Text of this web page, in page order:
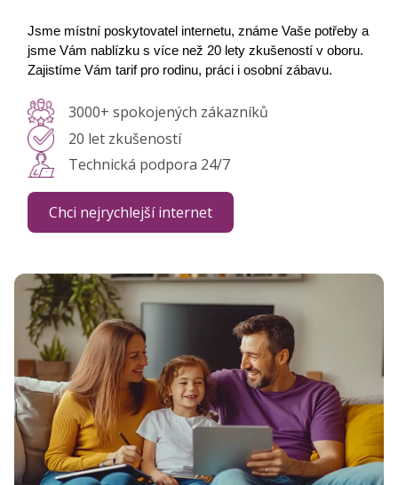
Jsme místní poskytovatel internetu, známe Vaše potřeby a
jsme Vám nablízku s více než 20 lety zkušeností v oboru.
Zajistíme Vám tarif pro rodinu, práci i osobní zábavu.
3000+ spokojených zákazníků
20 let zkušeností
Technická podpora 24/7
Chci nejrychlejší internet